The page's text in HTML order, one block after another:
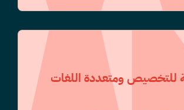
للتخصيص ومتعددة اللغات